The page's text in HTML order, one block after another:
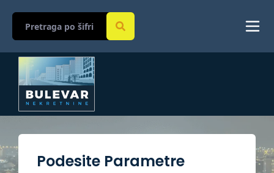
Podesite Parametre